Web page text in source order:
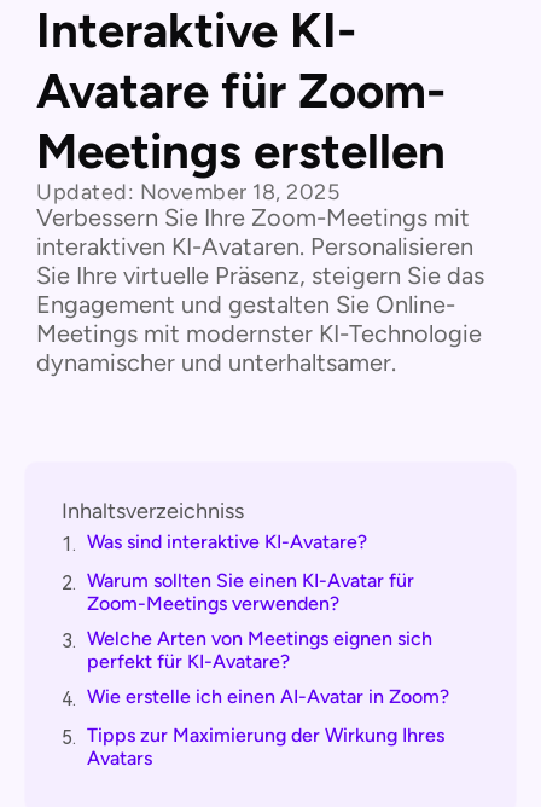
Interaktive KI-
Avatare für Zoom-
Meetings erstellen
Updated: November 18, 2025
Verbessern Sie Ihre Zoom-Meetings mit
interaktiven KI-Avataren. Personalisieren
Sie Ihre virtuelle Präsenz, steigern Sie das
Engagement und gestalten Sie Online-
Meetings mit modernster KI-Technologie
dynamischer und unterhaltsamer.
Inhaltsverzeichniss
1. Was sind interaktive KI-Avatare?
2. Warum sollten Sie einen KI-Avatar für
Zoom-Meetings verwenden?
3. Welche Arten von Meetings eignen sich
perfekt für KI-Avatare?
4. Wie erstelle ich einen AI-Avatar in Zoom?
5. Tipps zur Maximierung der Wirkung Ihres
Avatars